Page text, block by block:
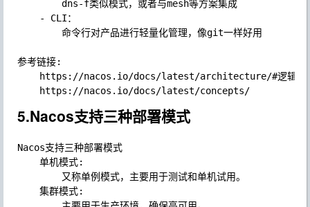
        dns-f类似模式，或者与mesh等方案集成
    - CLI：
        命令行对产品进行轻量化管理，像git一样好用
参考链接:
5.Nacos支持三种部署模式
Nacos支持三种部署模式